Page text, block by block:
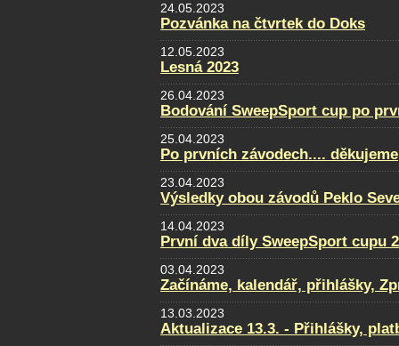
24.05.2023
Pozvánka na čtvrtek do Doks
12.05.2023
Lesná 2023
26.04.2023
Bodování SweepSport cup po
25.04.2023
Po prvních závodech.... děkujeme
23.04.2023
Výsledky obou závodů Peklo
14.04.2023
První dva díly SweepSport cupu
03.04.2023
Začínáme, kalendář, přihlášky,
13.03.2023
Aktualizace 13.3. - Přihlášky,